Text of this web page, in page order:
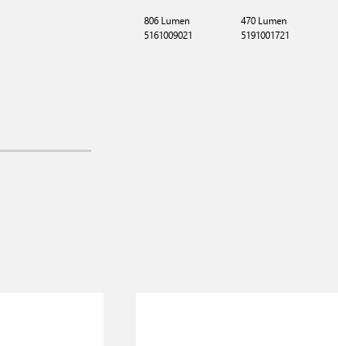
806 Lumen
5161009021
470 Lumen
5191001721